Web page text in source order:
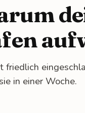
friedlich
in einer Woche.